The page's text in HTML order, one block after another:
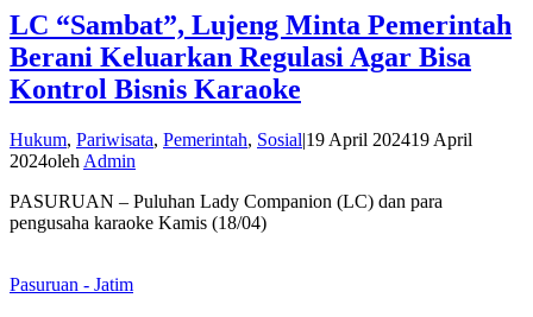
LC “Sambat”, Lujeng Minta Pemerintah
Berani Keluarkan Regulasi Agar Bisa
Kontrol Bisnis Karaoke
Hukum, Pariwisata, Pemerintah, Sosial|19 April 202419 April
2024oleh Admin
PASURUAN – Puluhan Lady Companion (LC) dan para
pengusaha karaoke Kamis (18/04)
Pasuruan - Jatim